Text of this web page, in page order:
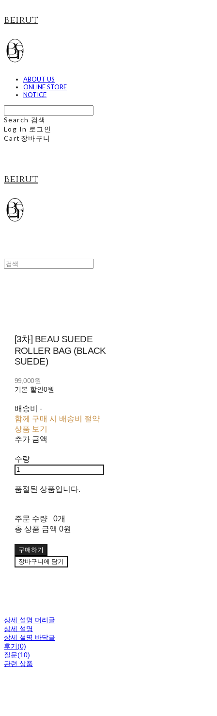
beirut
ABOUT US
ONLINE STORE
NOTICE
Search 검색
Log In 로그인
Cart 장바구니
beirut
[3차] BEAU SUEDE
ROLLER BAG (BLACK
SUEDE)
99,000원
기본 할인0원
배송비 -
함께 구매 시 배송비 절약
상품 보기
추가 금액
수량
품절된 상품입니다.
주문 수량
0개
총 상품 금액 0원
구매하기
장바구니에 담기
상세 설명 머리글
상세 설명
상세 설명 바닥글
후기(0)
질문(10)
관련 상품